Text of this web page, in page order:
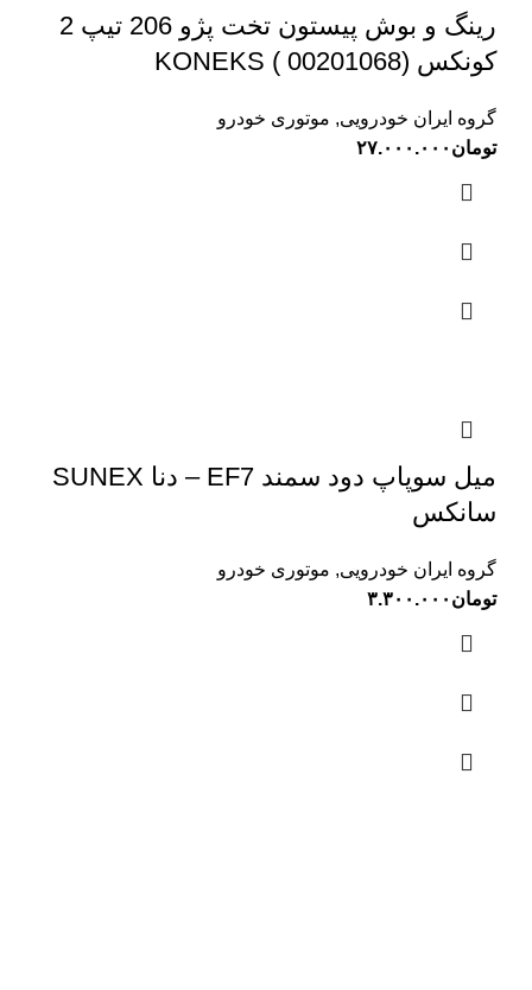
رینگ و بوش پیستون تخت پژو 206 تیپ 2
کونکس KONEKS ( 00201068)
گروه ایران خودرویی, موتوری خودرو
تومان ۲۷.۰۰۰.۰۰۰
میل سوپاپ دود سمند EF7 – دنا SUNEX
سانکس
گروه ایران خودرویی, موتوری خودرو
تومان ۳.۳۰۰.۰۰۰